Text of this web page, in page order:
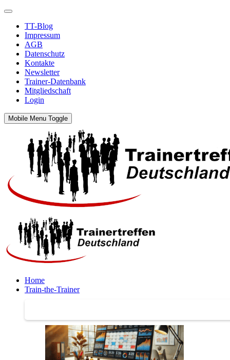
TT-Blog
Impressum
AGB
Datenschutz
Kontakte
Newsletter
Trainer-Datenbank
Mitgliedschaft
Login
Mobile Menu Toggle
Home
Train-the-Trainer